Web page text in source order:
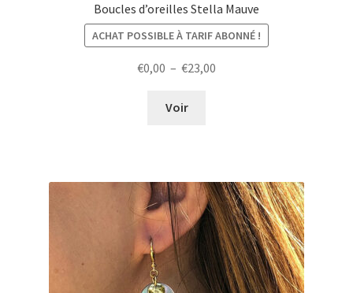
Boucles d’oreilles Stella Mauve
ACHAT POSSIBLE À TARIF ABONNÉ !
€0,00 – €23,00
Voir